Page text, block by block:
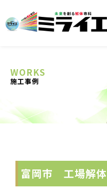
WORKS
施工事例
富岡市 工場解体